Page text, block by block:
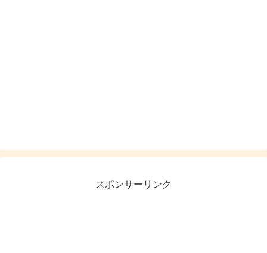
スポンサーリンク